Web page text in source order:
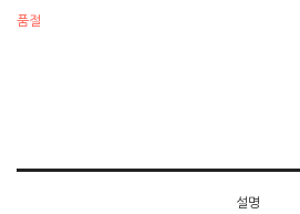
품절
설명